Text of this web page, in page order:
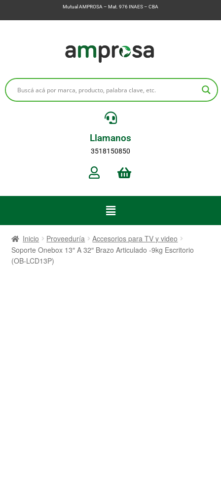
Mutual AMPROSA – Mat. 976 INAES – CBA
Llamanos
3518150850
Inicio Proveeduría
Accesorios para TV y video
Soporte Onebox 13″ A 32″ Brazo Articulado -9kg Escritorio
(OB-LCD13P)